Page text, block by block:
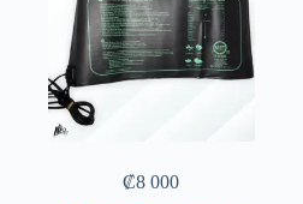
₡8 000